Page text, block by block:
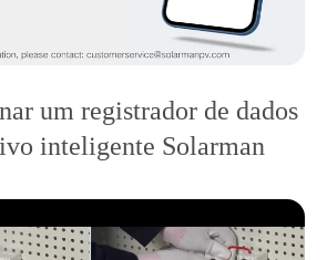
um registrador de dados
inteligente Solarman